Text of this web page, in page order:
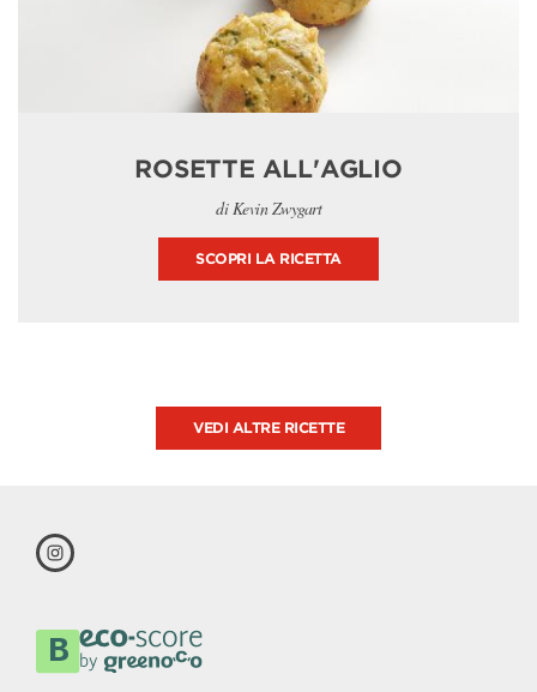
ROSETTE ALL'AGLIO
di Kevin Zwygart
SCOPRI LA RICETTA
VEDI ALTRE RICETTE